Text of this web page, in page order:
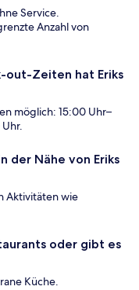
Service.
Anzahl von
out-Zeiten hat Eriks
möglich: 15:00 Uhr–
der Nähe von Eriks
Aktivitäten wie
oder gibt es
Küche.